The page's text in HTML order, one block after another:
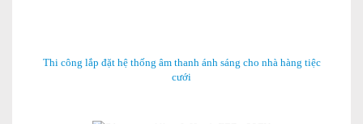
Thi công lắp đặt hệ thống âm thanh ánh sáng cho nhà hàng tiệc
cưới